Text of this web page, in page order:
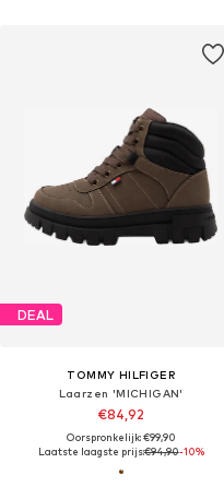
DEAL
TOMMY HILFIGER
Laarzen 'MICHIGAN'
€84,92
Oorspronkelijk: €99,90
Laatste laagste prijs:€94,90-10%